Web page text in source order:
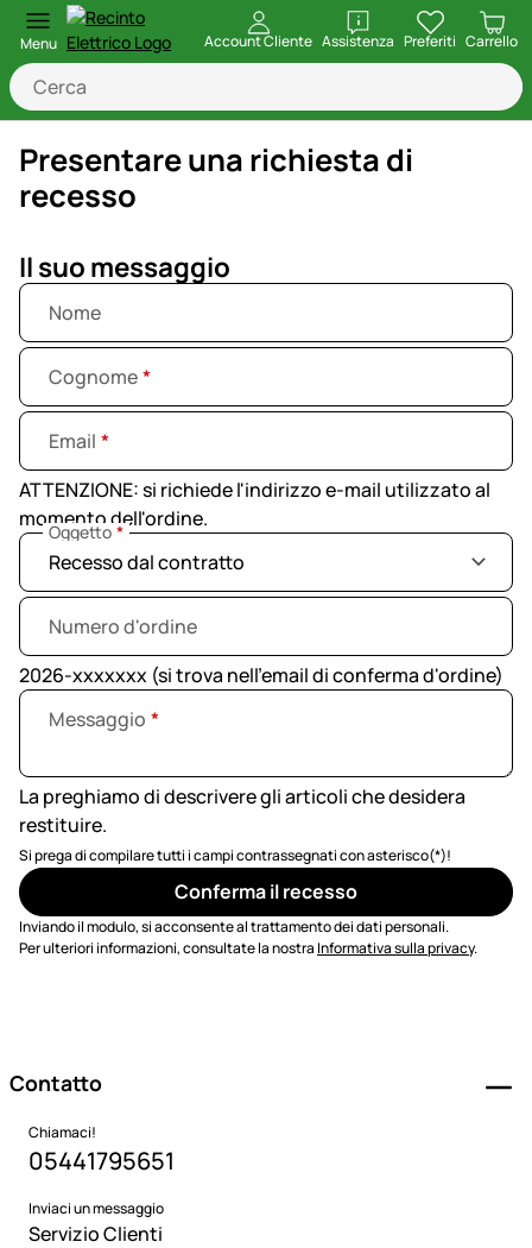
Menu Account Cliente Assistenza
apri Preferiti Carrello
Presentare una richiesta di
recesso
Il suo messaggio
Nome
Cognome
Email
ATTENZIONE: si richiede l'indirizzo e-mail utilizzato al
momento dell'ordine.
Oggetto
Numero d'ordine
2026-xxxxxxx (si trova nell'email di conferma d'ordine)
Messaggio
La preghiamo di descrivere gli articoli che desidera
restituire.
Si prega di compilare tutti i campi contrassegnati con asterisco(*)!
Inviando il modulo, si acconsente al trattamento dei dati personali.
Per ulteriori informazioni, consultate la nostra Informativa sulla privacy.
Contatto
Chiamaci!
05441795651
Inviaci un messaggio
Servizio Clienti